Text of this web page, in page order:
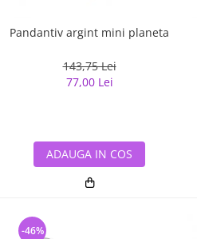
Pandantiv argint mini planeta
143,75 Lei
77,00 Lei
ADAUGA IN COS
-46%